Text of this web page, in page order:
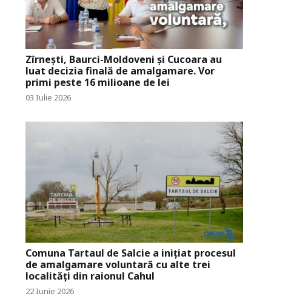
Zîrnești, Baurci-Moldoveni și Cucoara au
luat decizia finală de amalgamare. Vor
primi peste 16 milioane de lei
03 Iulie 2026
Comuna Tartaul de Salcie a inițiat procesul
de amalgamare voluntară cu alte trei
localități din raionul Cahul
22 Iunie 2026